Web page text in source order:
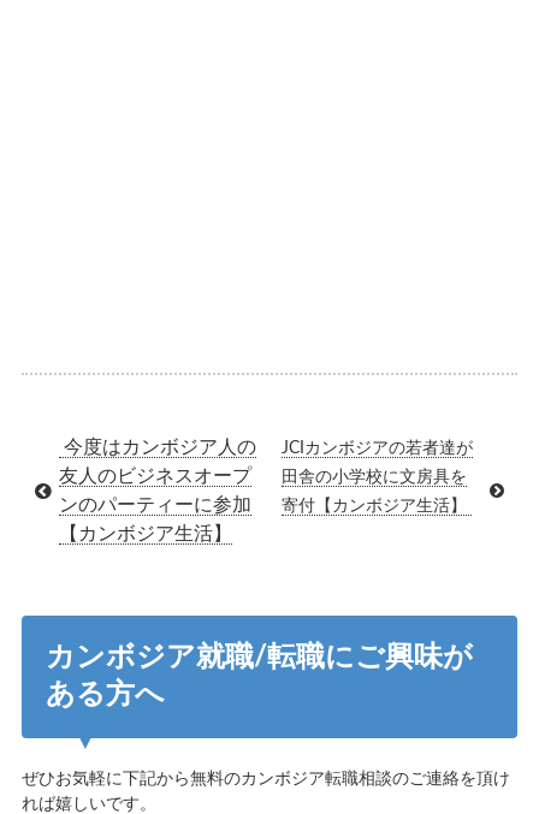
今度はカンボジア人の
友人のビジネスオープ
ンのパーティーに参加
【カンボジア生活】
JCIカンボジアの若者達が
田舎の小学校に文房具を
寄付【カンボジア生活】
カンボジア就職/転職にご興味が
ある方へ
ぜひお気軽に下記から無料のカンボジア転職相談のご連絡を頂け
れば嬉しいです。